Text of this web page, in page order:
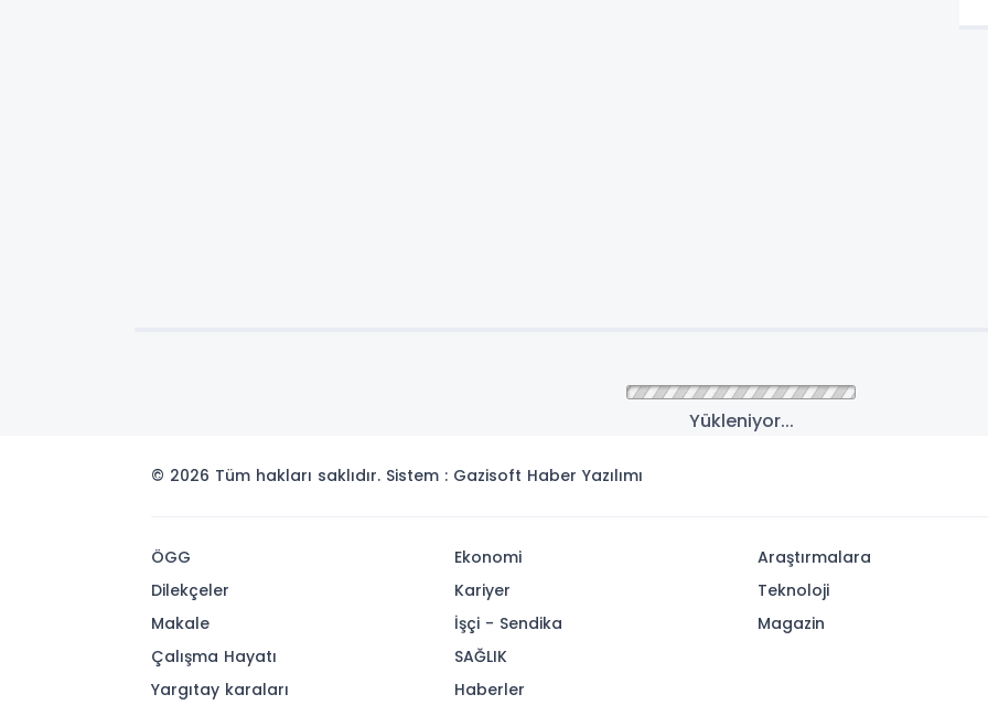
Yükleniyor...
© 2026 Tüm hakları saklıdır. Sistem : Gazisoft Haber Yazılımı
ÖGG
Dilekçeler
Makale
Çalışma Hayatı
Yargıtay karaları
Ekonomi
Kariyer
İşçi - Sendika
SAĞLIK
Haberler
Araştırmalara
Teknoloji
Magazin